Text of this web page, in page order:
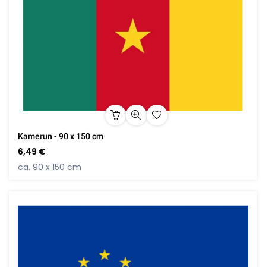
Kamerun - 90 x 150 cm
6,49 €
ca. 90 x 150 cm